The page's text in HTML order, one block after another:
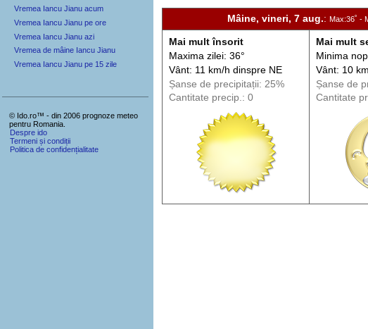
Mâine, vineri, 7 aug.: Max:36˚ -
Mai mult însorit
Maxima zilei: 36°
Vânt: 11 km/h dinspreNE
Șanse de precipitații: 25%
Cantitate precip.: 0
Mai mult
Minima
Vânt: 10
Șanse de
Cantitate
Vremea Iancu Jianu acum
Vremea Iancu Jianu pe ore
Vremea Iancu Jianu azi
Vremea de mâine Iancu Jianu
Vremea Iancu Jianu pe 15 zile
© Ido.ro™ - din 2006 prognoze meteo
pentru Romania.
Despre ido
Termeni și condiții
Politica de confidențialitate